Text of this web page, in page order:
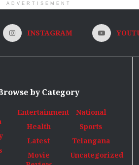
ADVERTISEMENT
INSTAGRAM
by Category
Entertainment
Health
Latest
Movie
National
Sports
Telangana
Uncategorized